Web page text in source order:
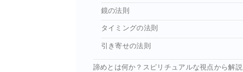
鏡の法則
タイミングの法則
引き寄せの法則
諦めとは何か？スピリチュアルな視点から解説